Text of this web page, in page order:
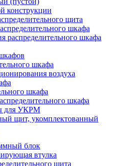
конструкции
щита
шкафа
распределительного шкафа
шкафа
воздуха
шкафа
шкафа
для УКРМ
щит, укомплектованный
блок
втулка
щита